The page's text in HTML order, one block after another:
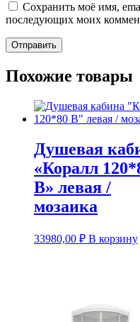
Сохранить моё имя,
последующих моих
Похожие товары
Душевая
«Коралл
В» левая /
мозаика
33980,00 ₽ В корзину